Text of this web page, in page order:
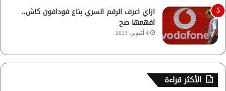
ازاي اعرف الرقم السري بتاع فودافون كاش..
افهمها صح
4 أكتوبر، 2023
الأكثر قراءة